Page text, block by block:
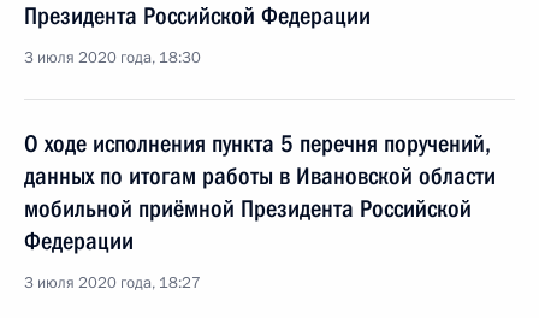
Президента Российской Федерации
3 июля 2020 года, 18:30
О ходе исполнения пункта 5 перечня поручений,
данных по итогам работы в Ивановской области
мобильной приёмной Президента Российской
Федерации
3 июля 2020 года, 18:27